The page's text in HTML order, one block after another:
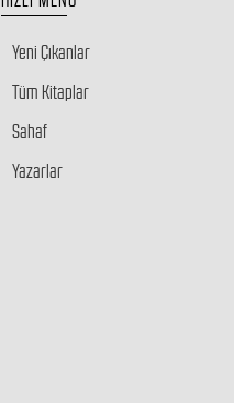
Yeni Çıkanlar
Tüm Kitaplar
Sahaf
Yazarlar